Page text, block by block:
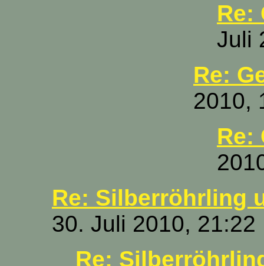
Re:
Juli
Re:
2010,
Re:
Re: Silberröhrling
30. Juli 2010, 21:22
Re: